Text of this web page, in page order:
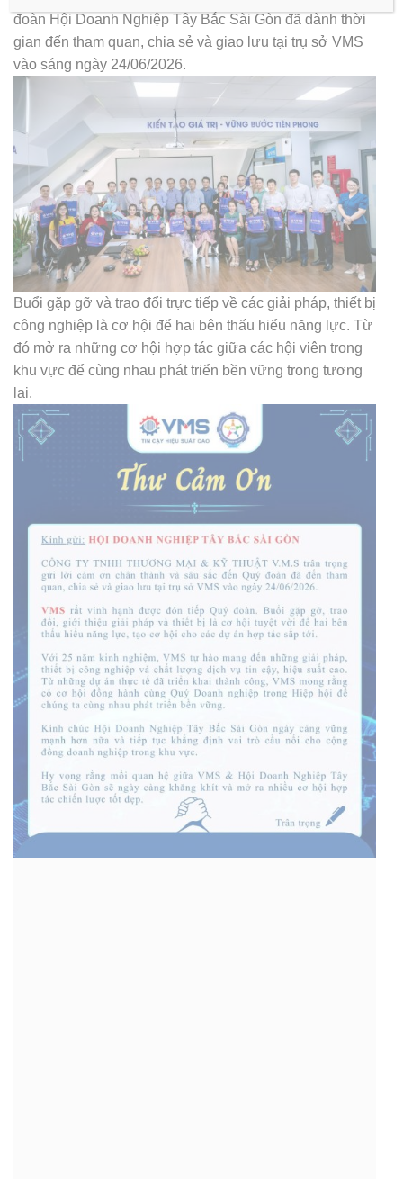
đoàn Hội Doanh Nghiệp Tây Bắc Sài Gòn đã dành thời
gian đến tham quan, chia sẻ và giao lưu tại trụ sở VMS
vào sáng ngày 24/06/2026.
Buổi gặp gỡ và trao đổi trực tiếp về các giải pháp, thiết bị
công nghiệp là cơ hội để hai bên thấu hiểu năng lực. Từ
đó mở ra những cơ hội hợp tác giữa các hội viên trong
khu vực để cùng nhau phát triển bền vững trong tương
lai.